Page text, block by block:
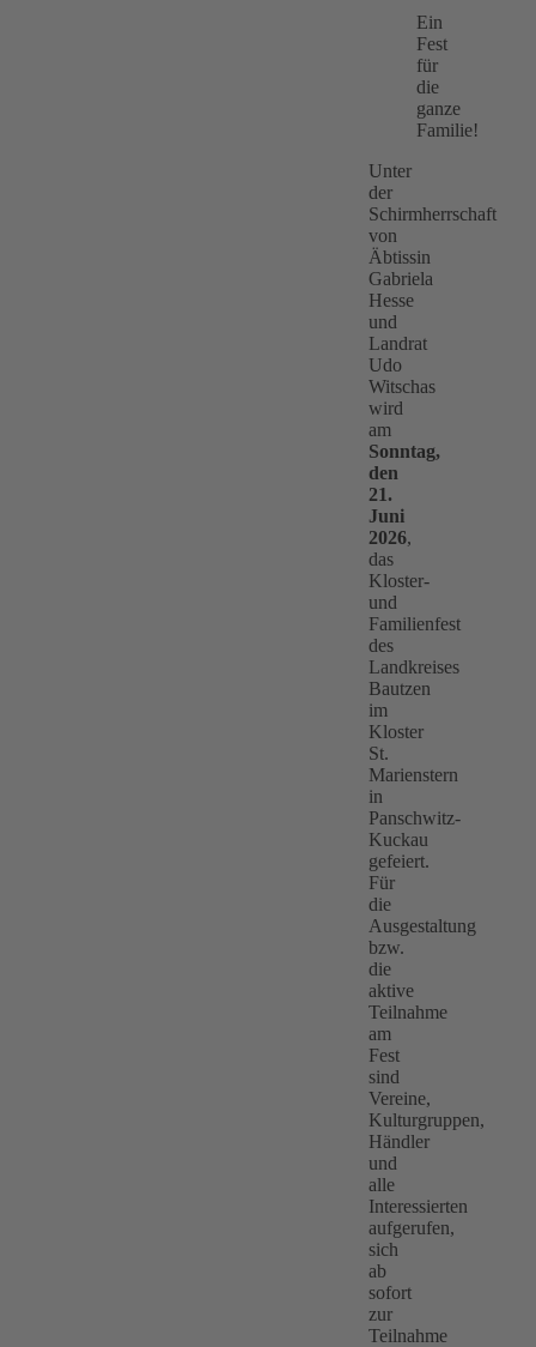
Ein
Fest
für
die
ganze
Familie!
Unter
der
Schirmherrschaft
von
Äbtissin
Gabriela
Hesse
und
Landrat
Udo
Witschas
wird
am
Sonntag,
den
21.
Juni
2026,
das
Kloster-
und
Familienfest
des
Landkreises
Bautzen
im
Kloster
St.
Marienstern
in
Panschwitz-
Kuckau
gefeiert.
Für
die
Ausgestaltung
bzw.
die
aktive
Teilnahme
am
Fest
sind
Vereine,
Kulturgruppen,
Händler
und
alle
Interessierten
aufgerufen,
sich
ab
sofort
zur
Teilnahme